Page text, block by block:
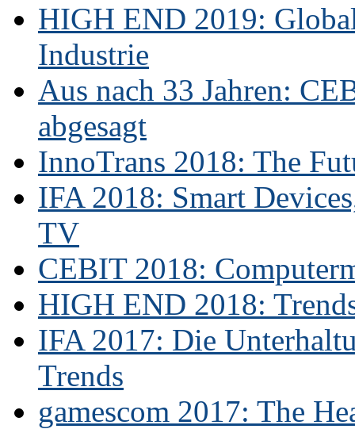
HIGH END 2019:
Industrie
Aus nach 33 Jahren:
abgesagt
InnoTrans 2018: The
IFA 2018: Smart
TV
CEBIT 2018:
HIGH END 2018:
IFA 2017: Die
Trends
gamescom 2017: The